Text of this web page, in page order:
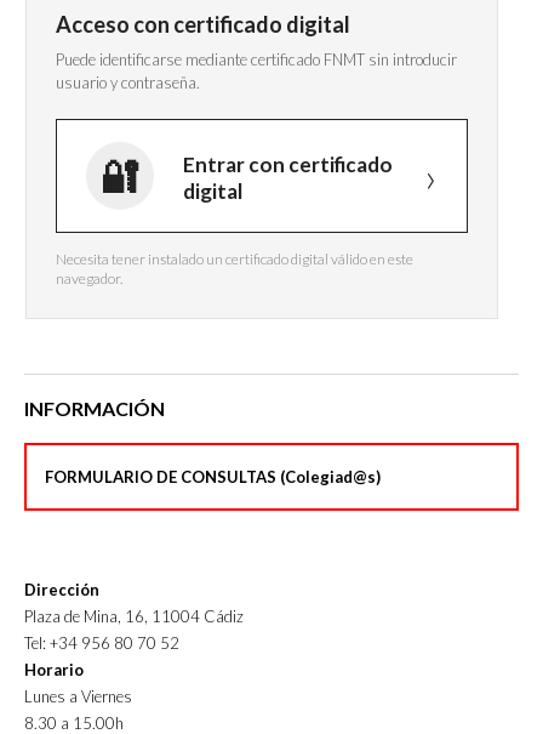
Acceso con certificado digital
Puede identificarse mediante certificado FNMT sin introducir
usuario y contraseña.
Entrar con certificado
digital
Necesita tener instalado un certificado digital válido en este
navegador.
INFORMACIÓN
FORMULARIO DE CONSULTAS (Colegiad@s)
Dirección
Plaza de Mina, 16, 11004 Cádiz
Tel: +34 956 80 70 52
Horario
Lunes a Viernes
8.30 a 15.00h